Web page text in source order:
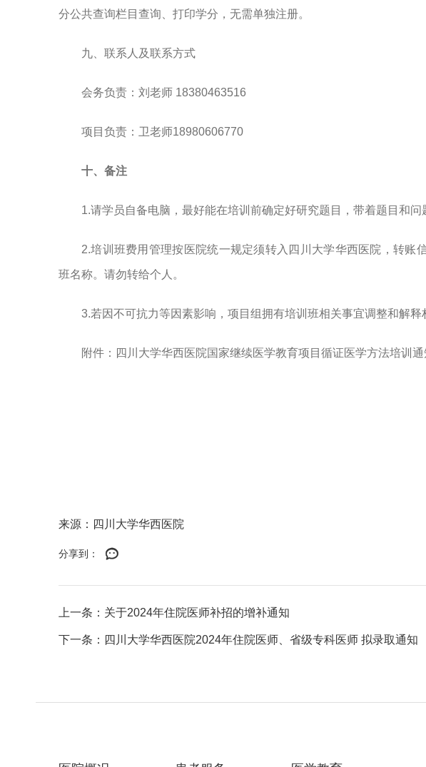
分公共查询栏目查询、打印学分，无需单独注册。
九、联系人及联系方式
会务负责：刘老师 18380463516
项目负责：卫老师18980606770
十、备注
1.请学员自备电脑，最好能在培训前确定好研究题目，带着题目和问
2.培训班费用管理按医院统一规定须转入四川大学华西医院，转账
班名称。请勿转给个人。
3.若因不可抗力等因素影响，项目组拥有培训班相关事宜调整和解释
附件：四川大学华西医院国家继续医学教育项目循证医学方法培训通
来源：四川大学华西医院
分享到：
上一条：关于2024年住院医师补招的增补通知
下一条：四川大学华西医院2024年住院医师、省级专科医师 拟录取通知